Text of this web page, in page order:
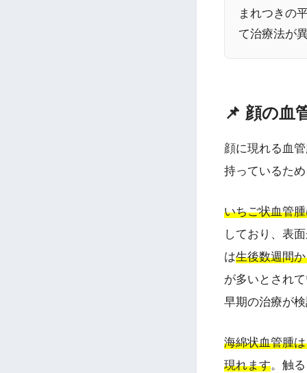
まれつきの
て治療法が
📌 顔の血
顔に現れる血
持っているた
いちご状血管
しており、表
は生後数週間
が多いとされ
早期の治療が
海綿状血管腫
現れます。触